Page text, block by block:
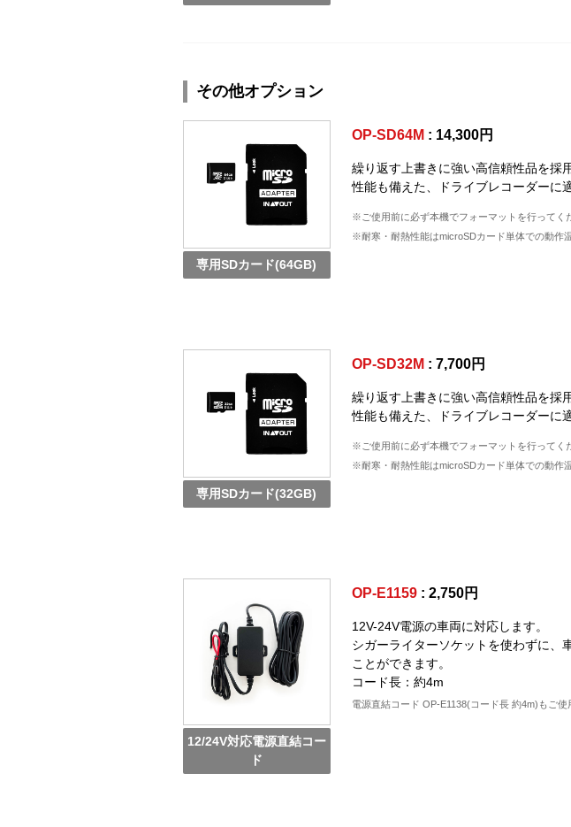
その他オプション
専用SDカード(64GB)
OP-SD64M : 14,300円
繰り返す上書きに強い高信頼性品を
性能も備えた、ドライブレコーダーに
※ご使用前に必ず本機でフォーマットを行ってく
※耐寒・耐熱性能はmicroSDカード単体での動作
専用SDカード(32GB)
OP-SD32M : 7,700円
繰り返す上書きに強い高信頼性品を
性能も備えた、ドライブレコーダーに
※ご使用前に必ず本機でフォーマットを行ってく
※耐寒・耐熱性能はmicroSDカード単体での動作
12/24V対応電源直結コー
ド
OP-E1159 : 2,750円
12V-24V電源の車両に対応します。
シガーライターソケットを使わずに、
ことができます。
コード長：約4m
電源直結コード OP-E1138(コード長 約4m)もご使